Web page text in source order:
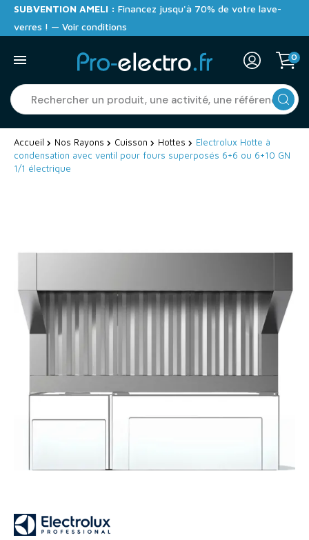
SUBVENTION AMELI : Financez jusqu'à 70% de votre lave-
verres ! — Voir conditions
0
Accueil Nos Rayons Cuisson Hottes
Electrolux Hotte à
condensation avec ventil pour fours superposés 6+6 ou 6+10 GN
1/1 électrique